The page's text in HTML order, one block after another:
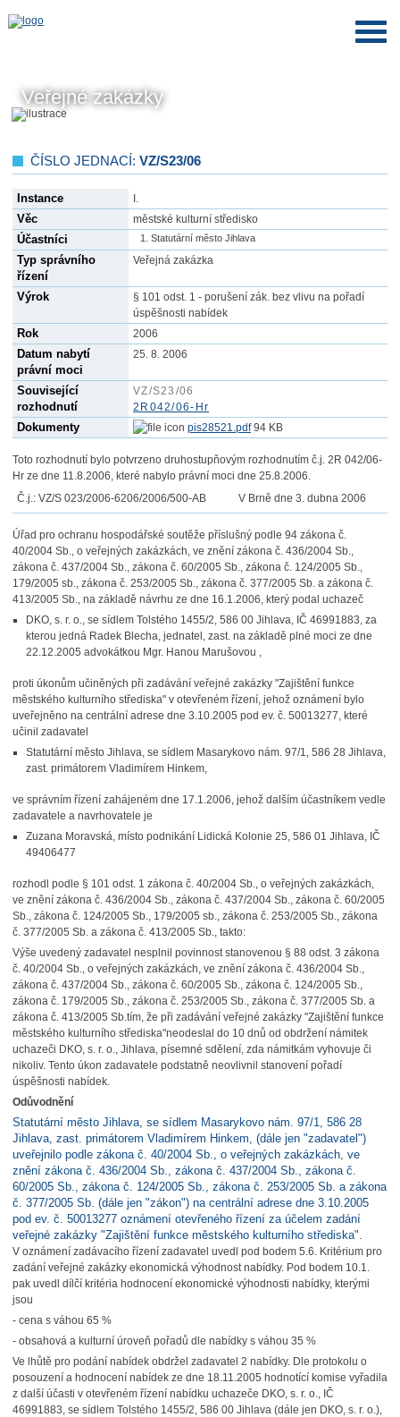
Veřejné zakázky
ČÍSLO JEDNACÍ: VZ/S23/06
Instance I.
Věc městské kulturní středisko
Účastníci Statutární město Jihlava
Typ správního
řízení
Veřejná zakázka
Výrok
§ 101 odst. 1 - porušení zák. bez vlivu na pořadí
úspěšnosti nabídek
Rok 2006
Datum nabytí
právní moci
25. 8. 2006
Související
rozhodnutí
VZ/S23/06
2R042/06-Hr
Dokumenty pis28521.pdf94 KB
Toto rozhodnutí bylo potvrzeno druhostupňovým rozhodnutím č.j. 2R 042/06-
Hr ze dne 11.8.2006, které nabylo právní moci dne 25.8.2006.
Č.j.: VZ/S 023/2006-6206/2006/500-AB
V Brně dne 3. dubna 2006
Úřad pro ochranu hospodářské soutěže příslušný podle 94 zákona č.
40/2004 Sb., o veřejných zakázkách, ve znění zákona č. 436/2004 Sb.,
zákona č. 437/2004 Sb., zákona č. 60/2005 Sb., zákona č. 124/2005 Sb.,
179/2005 sb., zákona č. 253/2005 Sb., zákona č. 377/2005 Sb. a zákona č.
413/2005 Sb., na základě návrhu ze dne 16.1.2006, který podal uchazeč
DKO, s. r. o., se sídlem Tolstého 1455/2, 586 00 Jihlava, IČ 46991883, za
kterou jedná Radek Blecha, jednatel, zast. na základě plné moci ze dne
22.12.2005 advokátkou Mgr. Hanou Marušovou ,
proti úkonům učiněných při zadávání veřejné zakázky "Zajištění funkce
městského kulturního střediska" v otevřeném řízení, jehož oznámení bylo
uveřejněno na centrální adrese dne 3.10.2005 pod ev. č. 50013277, které
učinil zadavatel
Statutární město Jihlava, se sídlem Masarykovo nám. 97/1, 586 28 Jihlava,
zast. primátorem Vladimírem Hinkem,
ve správním řízení zahájeném dne 17.1.2006, jehož dalším účastníkem vedle
zadavatele a navrhovatele je
Zuzana Moravská, místo podnikání Lidická Kolonie 25, 586 01 Jihlava, IČ
49406477
rozhodl podle § 101 odst. 1 zákona č. 40/2004 Sb., o veřejných zakázkách,
ve znění zákona č. 436/2004 Sb., zákona č. 437/2004 Sb., zákona č. 60/2005
Sb., zákona č. 124/2005 Sb., 179/2005 sb., zákona č. 253/2005 Sb., zákona
č. 377/2005 Sb. a zákona č. 413/2005 Sb., takto:
Výše uvedený zadavatel nesplnil povinnost stanovenou § 88 odst. 3 zákona
č. 40/2004 Sb., o veřejných zakázkách, ve znění zákona č. 436/2004 Sb.,
zákona č. 437/2004 Sb., zákona č. 60/2005 Sb., zákona č. 124/2005 Sb.,
zákona č. 179/2005 Sb., zákona č. 253/2005 Sb., zákona č. 377/2005 Sb. a
zákona č. 413/2005 Sb.tím, že při zadávání veřejné zakázky "Zajištění funkce
městského kulturního střediska"neodeslal do 10 dnů od obdržení námitek
uchazeči DKO, s. r. o., Jihlava, písemné sdělení, zda námitkám vyhovuje či
nikoliv. Tento úkon zadavatele podstatně neovlivnil stanovení pořadí
úspěšnosti nabídek.
Odůvodnění
Statutární město Jihlava, se sídlem Masarykovo nám. 97/1, 586 28
Jihlava, zast. primátorem Vladimírem Hinkem, (dále jen "zadavatel")
uveřejnilo podle zákona č. 40/2004 Sb., o veřejných zakázkách, ve
znění zákona č. 436/2004 Sb., zákona č. 437/2004 Sb., zákona č.
60/2005 Sb., zákona č. 124/2005 Sb., zákona č. 253/2005 Sb. a zákona
č. 377/2005 Sb. (dále jen "zákon") na centrální adrese dne 3.10.2005
pod ev. č. 50013277 oznámení otevřeného řízení za účelem zadání
veřejné zakázky "Zajištění funkce městského kulturního střediska".
V oznámení zadávacího řízení zadavatel uvedl pod bodem 5.6. Kritérium pro
zadání veřejné zakázky ekonomická výhodnost nabídky. Pod bodem 10.1.
pak uvedl dílčí kritéria hodnocení ekonomické výhodnosti nabídky, kterými
jsou
- cena s váhou 65 %
- obsahová a kulturní úroveň pořadů dle nabídky s váhou 35 %
Ve lhůtě pro podání nabídek obdržel zadavatel 2 nabídky. Dle protokolu o
posouzení a hodnocení nabídek ze dne 18.11.2005 hodnotící komise vyřadila
z další účasti v otevřeném řízení nabídku uchazeče DKO, s. r. o., IČ
46991883, se sídlem Tolstého 1455/2, 586 00 Jihlava (dále jen DKO, s. r. o.),